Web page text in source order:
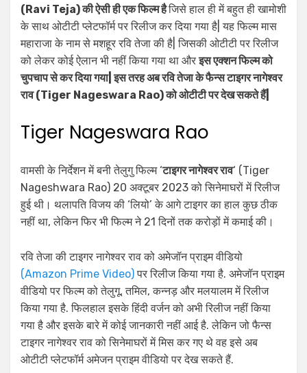
(Ravi Teja) की ऐसी ही एक फिल्म हैजिसे हाल ही में बहुत ही खामोशी
के साथ ओटीटी प्लेटफॉर्म पर रिलीज कर दिया गया है| यह फिल्म मास
महाराजा के नाम से मशहूर रवि तेजा की है| जिसकी ओटीटी पर रिलीज
को लेकर कोई ऐलान भी नहीं किया गया था औरइस एक्शन फिल्म को
चुपचाप से कर दिया गया| इस तरह अब रवि तेजा के फैन्स टाइगर नागेश्वर
राव (Tiger Nageswara Rao) को ओटीटी पर देख सकते हैं|
Tiger Nageswara Rao
वामसी के निर्देशन में बनी तेलुगु फिल्म ‘टाइगर नागेश्वर राव‘ (Tiger
Nageshwara Rao) 20 अक्टूबर 2023 को सिनेमाघरों में रिलीज
हुई थी। थलापति विजय की ‘लियो’ के आगे टाइगर का हाल कुछ ठीक
नहीं था, लेकिन फिर भी फिल्म ने 21 दिनों तक करोड़ों में कमाई की।
रवि तेजा की टाइगर नागेश्वर राव को अमेजॉन प्राइम वीडियो
(Amazon Prime Video)पर रिलीज किया गया है. अमेजॉन प्राइम
वीडियो पर फिल्म को तेलुगू, तमिल, कन्नड़ और मलयालम में रिलीज
किया गया है. फिलहाल इसके हिंदी वर्जन को अभी रिलीज नहीं किया
गया है और इसके बारे में कोई जानकारी नहीं आई है. लेकिन जो फैन्स
टाइगर नागेश्वर राव को सिनेमाघरों में मिस कर गए थे वह इसे अब
ओटीटी प्लेटफॉर्म अमेजन प्राइम वीडियो पर देख सकते हैं.